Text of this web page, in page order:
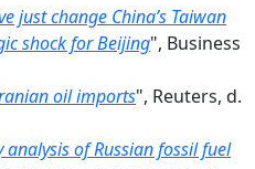
just change China’s Taiwan
shock for Beijing", Business
oil imports", Reuters, d.
of Russian fossil fuel